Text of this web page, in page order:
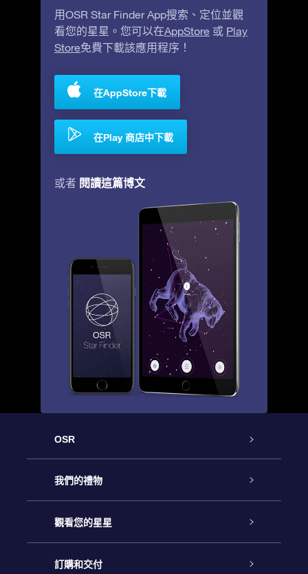
用OSR Star Finder App搜索、定位並觀
看您的星星。您可以在AppStore 或 Play
Store免費下載該應用程序！
在AppStore下載
在Play 商店中下載
或者 閱讀這篇博文
OSR
客戶服務
聯繫我們
博客
我們的禮物
Online Star禮物
OSR禮物包
觀看您的星星
星星注册
訂購和交付